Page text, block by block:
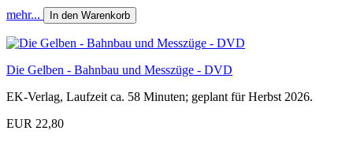
mehr... In den Warenkorb
Die Gelben - Bahnbau und Messzüge - DVD
EK-Verlag, Laufzeit ca. 58 Minuten; geplant für Herbst 2026.
EUR 22,80